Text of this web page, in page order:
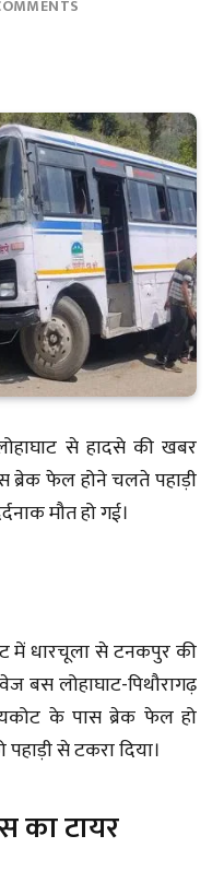
से हादसे की खबर
ब्रेक फेल होने चलते पहाड़ी
मौत हो गई।
में धारचूला से टनकपुर की
बस लोहाघाट-पिथौरागढ़
रायकोट के पास ब्रेक फेल हो
से टकरा दिया।
का टायर